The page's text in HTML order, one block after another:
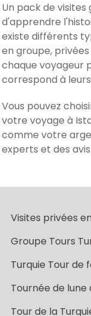
Un pack de
d'apprendre
existe différents
en groupe,
chaque voyageur
correspond à
Vous pouvez
votre voyage à
comme votre
experts et des
Visites privées
Groupe Tours
Turquie Tour de
Tournée de lune
Tour de la